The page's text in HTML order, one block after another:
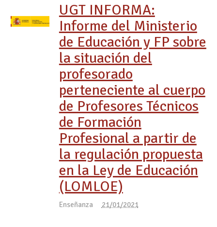
UGT INFORMA:
Informe del Ministerio
de Educación y FP sobre
la situación del
profesorado
perteneciente al cuerpo
de Profesores Técnicos
de Formación
Profesional a partir de
la regulación propuesta
en la Ley de Educación
(LOMLOE)
Enseñanza 21/01/2021